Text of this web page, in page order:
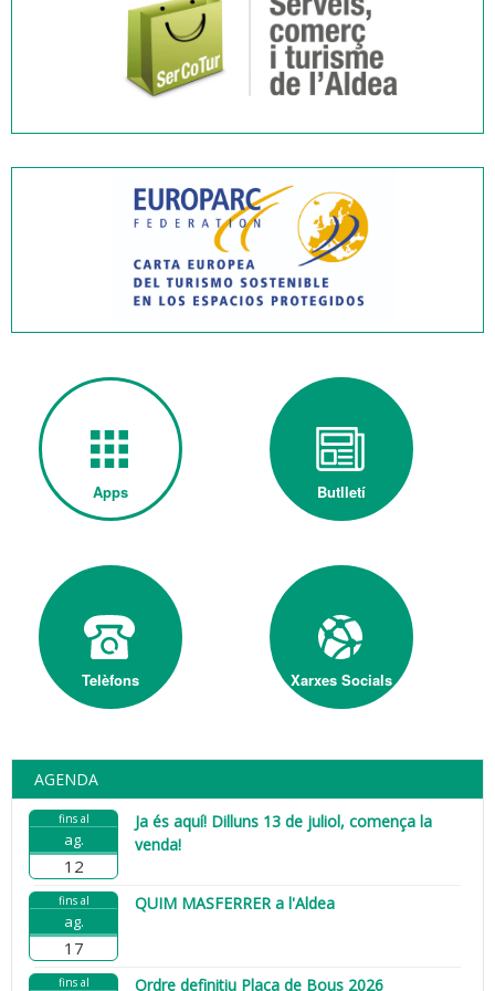
Apps Butlletí
Telèfons Xarxes Socials
AGENDA
fins al
ag.
12
Ja és aquí! Dilluns 13 de juliol, comença la
venda!
fins al
ag.
17
QUIM MASFERRER a l'Aldea
fins al Ordre definitiu Plaça de Bous 2026